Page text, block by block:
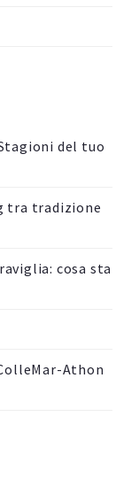
del tuo
tra tradizione
cosa sta
Athon